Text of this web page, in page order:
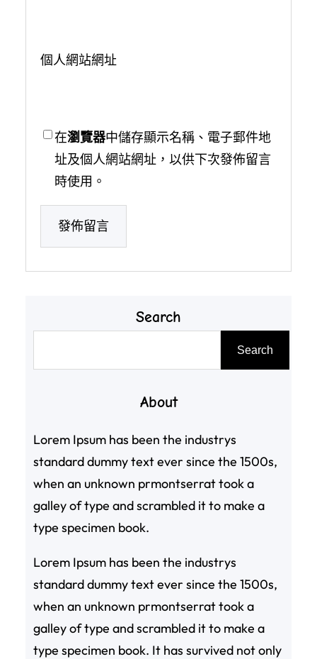
個人網站網址
在瀏覽器中儲存顯示名稱、電子郵件地
址及個人網站網址，以供下次發佈留言
時使用。
Search
Search
About
Lorem Ipsum has been the industrys
standard dummy text ever since the 1500s,
when an unknown prmontserrat took a
galley of type and scrambled it to make a
type specimen book.
Lorem Ipsum has been the industrys
standard dummy text ever since the 1500s,
when an unknown prmontserrat took a
galley of type and scrambled it to make a
type specimen book. It has survived not only